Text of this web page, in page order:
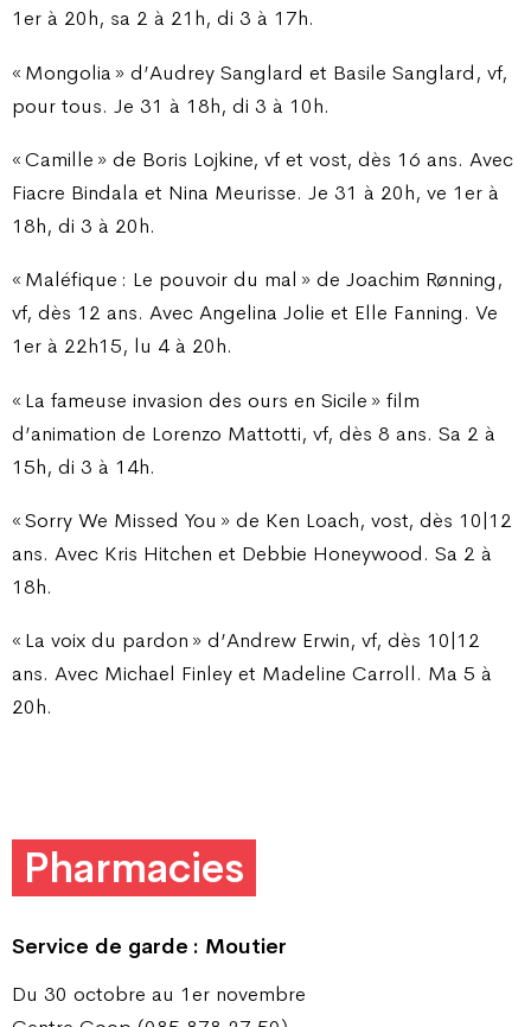
1er à 20h, sa 2 à 21h, di 3 à 17h.
« Mongolia » d’Audrey Sanglard et Basile Sanglard, vf,
pour tous. Je 31 à 18h, di 3 à 10h.
« Camille » de Boris Lojkine, vf et vost, dès 16 ans. Avec
Fiacre Bindala et Nina Meurisse. Je 31 à 20h, ve 1er à
18h, di 3 à 20h.
« Maléfique : Le pouvoir du mal » de Joachim Rønning,
vf, dès 12 ans. Avec Angelina Jolie et Elle Fanning. Ve
1er à 22h15, lu 4 à 20h.
« La fameuse invasion des ours en Sicile » film
d’animation de Lorenzo Mattotti, vf, dès 8 ans. Sa 2 à
15h, di 3 à 14h.
« Sorry We Missed You » de Ken Loach, vost, dès 10|12
ans. Avec Kris Hitchen et Debbie Honeywood. Sa 2 à
18h.
« La voix du pardon » d’Andrew Erwin, vf, dès 10|12
ans. Avec Michael Finley et Madeline Carroll. Ma 5 à
20h.
Pharmacies
Service de garde : Moutier
Du 30 octobre au 1er novembre